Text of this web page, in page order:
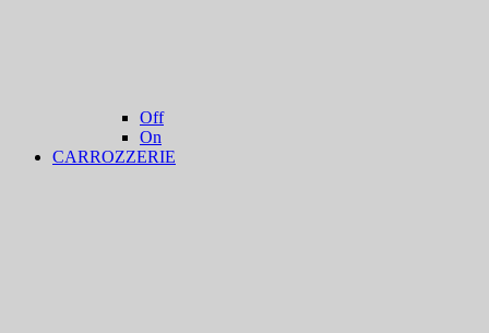
Off
On
CARROZZERIE